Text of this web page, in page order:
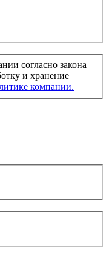
согласно закона
и хранение
компании.